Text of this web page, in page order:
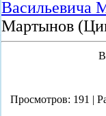
Васильевича
Мартынов
Просмотров: 191 |